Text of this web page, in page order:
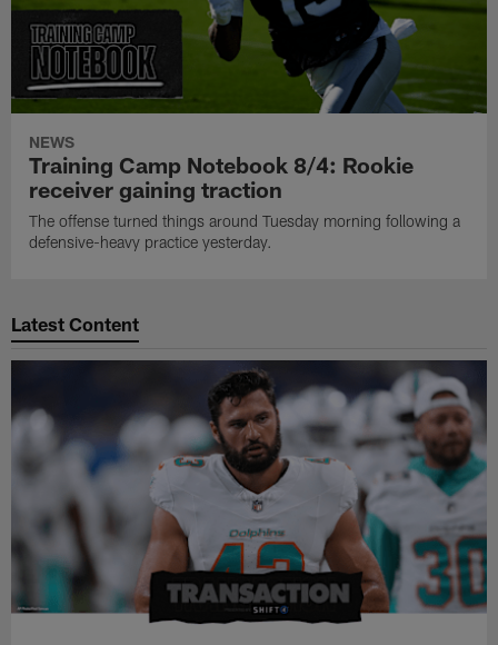
NEWS
Training Camp Notebook 8/4: Rookie
receiver gaining traction
The offense turned things around Tuesday morning following a
defensive-heavy practice yesterday.
Latest Content